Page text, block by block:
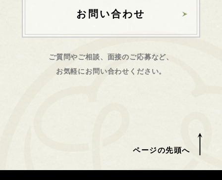
お問い合わせ
ご質問やご相談、面接のご応募など、
お気軽にお問い合わせください。
ページの先頭へ